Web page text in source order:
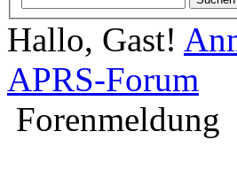
Hallo, Gast!
APRS-Forum
Forenmeldung